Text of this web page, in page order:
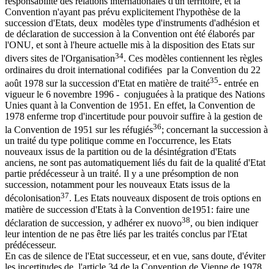
Convention n'ayant pas prévu explicitement l'hypothèse de la
succession d'Etats, deux modèles type d'instruments d'adhésion et
de déclaration de succession à la Convention ont été élaborés par
l'ONU, et sont à l'heure actuelle mis à la disposition des Etats sur
divers sites de l'Organisation34. Ces modèles contiennent les règles
ordinaires du droit international codifiées par la Convention du 22
août 1978 sur la succession d'Etat en matière de traité35- entrée en
vigueur le 6 novembre 1996 - conjuguées à la pratique des Nations
Unies quant à la Convention de 1951. En effet, la Convention de
1978 enferme trop d'incertitude pour pouvoir suffire à la gestion de
la Convention de 1951 sur les réfugiés36; concernant la succession à
un traité du type politique comme en l'occurrence, les Etats
nouveaux issus de la partition ou de la désintégration d'Etats
anciens, ne sont pas automatiquement liés du fait de la qualité d'Etat
partie prédécesseur à un traité. Il y a une présomption de non
succession, notamment pour les nouveaux Etats issus de la
décolonisation37. Les Etats nouveaux disposent de trois options en
matière de succession d'Etats à la Convention de1951: faire une
déclaration de succession, y adhérer ex nuovo38, ou bien indiquer
leur intention de ne pas être liés par les traités conclus par l'Etat
prédécesseur.
En cas de silence de l'Etat successeur, et en vue, sans doute, d'éviter
les incertitudes de l'article 34 de la Convention de Vienne de 1978